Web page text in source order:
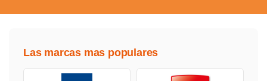
Las marcas mas populares